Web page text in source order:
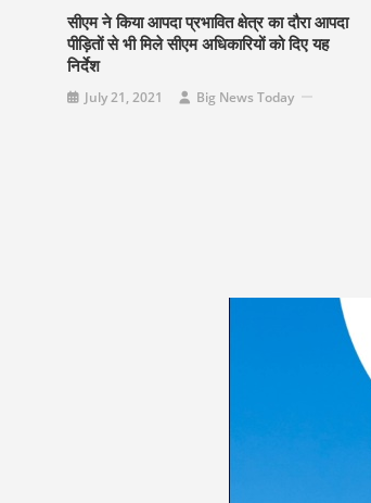
सीएम ने किया आपदा प्रभावित क्षेत्र का दौरा आपदा
पीड़ितों से भी मिले सीएम अधिकारियों को दिए यह
निर्देश
July 21, 2021 Big News Today